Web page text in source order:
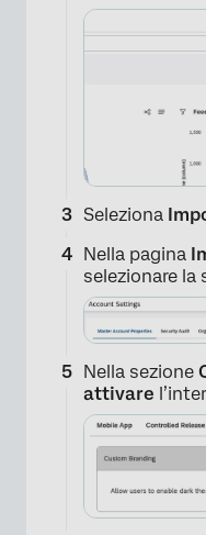
Seleziona
Nella pagina
selezionare la
Nella sezione
attivare